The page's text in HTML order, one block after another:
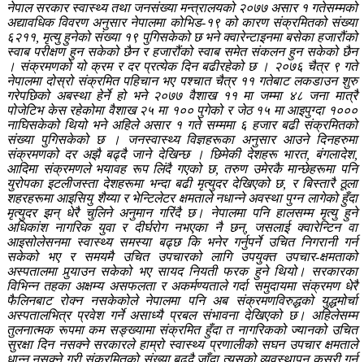
नेपाल सरकार स्वास्थ्य तथा जनसंख्या मन्त्रालयको २०७७ असार १ गतेसम्मको
अद्यावधिक विवरण अनुसार नेपालमा कोभिड-१९ को कारण संक्रमितको संख्या
६२११, मृत्यु हुनेको संख्या १९ पुगिसकेको छ भने क्वारेन्टाइनमा बसेका हजारौंको
स्वाब परीक्षण हुन सकेको छैन र हजारौंको स्वाब समेत संकलन हुन सकेको छैन
। संक्रमणको यो क्रम र दर प्रत्येक दिन बढीरहेको छ । २०७६ चैत्र ९ गते
नेपालमा दोस्रो संक्रमित पहिचान भए पश्चात चैत्र ११ गतेबाट लकडाउन शुरु
गरेपछिको अबस्था हेर्ने हो भने २०७७ वैशाख ११ मा जम्मा ४८ जना मात्रै
पोजेटिभ केस रहेकोमा वैशाख २५ मा १०० पुगेको र जेठ १५ मा आइपुग्दा १०००
नाघिसकेको थियो भने अहिले असार १ गते सम्ममा ६ हजार बढी संक्रमितको
संख्या पुगिसकेको छ । जनस्वास्थ्य विज्ञहरूका अनुसार आउने दिनहरुमा
संक्रमणको दर अझै बढ्दै जाने देखिन्छ । छिमेकी देशहरू भारत, बंगलादेश,
आदिमा संक्रमणले भयावह रूप लिंदै गएको छ, तरुण उमेरकै मान्छेहरूमा पनि
युरोपका इटलीजस्ता देशहरूमा भन्दा बढी मृत्युदर देखिएको छ, र बिस्तारै ठूला
शहरहरूमा आइसियु शैय्या र भेन्टिलेटर क्षमताले नधान्ने अवस्था पुग्न लागेको हुँदा
मृत्युदर झन् धेरै चुलिने अनुमान गरिंदै छ। नेपालमा पनि हालसम्म मृत्यु हुने
अधिकांश नागरिक युवा र दीर्घरोग नभएका नै छन्, जसलाई क्वारेन्टिन वा
आइसोलेसनमा स्वास्थ्य समस्या बढ्छ कि भनेर गर्नुपर्ने उचित निगरानी गर्न
सकेको भए र समयमै उचित उपचारको लागि उपयुक्त उपचार-क्षमताको
अस्पतालमा पुर्‍याउन सकेको भए सायद नियती फरक हुने थियो। सरकारका
विभिन्न तहका अक्षम्य असफलता र अकर्मण्यताले गर्दा समुदायमा संक्रमण धेरै
फैलिनबाट रोक्न नसकेकोले नेपालमा पनि अब संक्रमणविरुद्धको युद्धमोर्चा
अस्पतालभित्र प्रवेश गर्ने असाध्यै प्रबल संभावना देखिएको छ। अहिलेसम्म
तुलनात्मक रूपमा कम सङ्ख्यामा संक्रमित हुँदा त नागरिकको ज्यानको उचित
सुरक्षा दिन नसक्ने सरकारले हाम्रो स्वास्थ्य प्रणालीको सघन उपचार क्षमताले
धान्न नसक्ने गरी संक्रमितको संख्या बढ्दै जाँदा त्यसको व्यवस्थापन कसरी गर्न